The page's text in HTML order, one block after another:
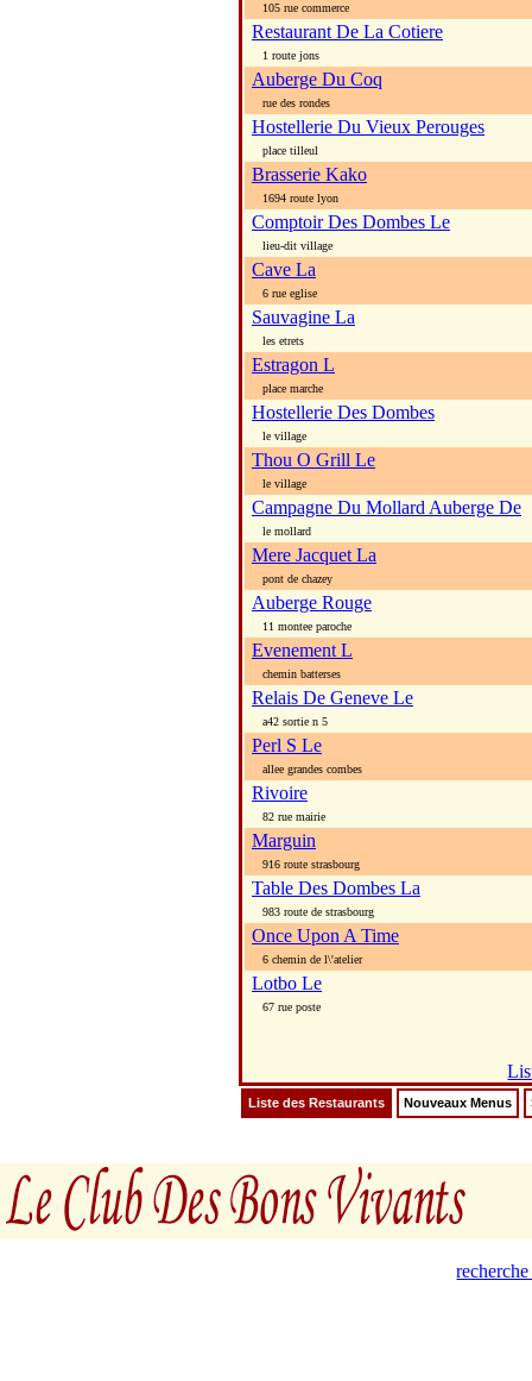
105 rue commerce
Restaurant De La Cotiere
1 route jons
Auberge Du Coq
rue des rondes
Hostellerie Du Vieux Perouges
place tilleul
Brasserie Kako
1694 route lyon
Comptoir Des Dombes Le
lieu-dit village
Cave La
6 rue eglise
Sauvagine La
les etrets
Estragon L
place marche
Hostellerie Des Dombes
le village
Thou O Grill Le
le village
Campagne Du Mollard Auberge De
le mollard
Mere Jacquet La
pont de chazey
Auberge Rouge
11 montee paroche
Evenement L
chemin batterses
Relais De Geneve Le
a42 sortie n 5
Perl S Le
allee grandes combes
Rivoire
82 rue mairie
Marguin
916 route strasbourg
Table Des Dombes La
983 route de strasbourg
Once Upon A Time
6 chemin de l\'atelier
Lotbo Le
67 rue poste
Liste des Restaurants Nouveaux Menus